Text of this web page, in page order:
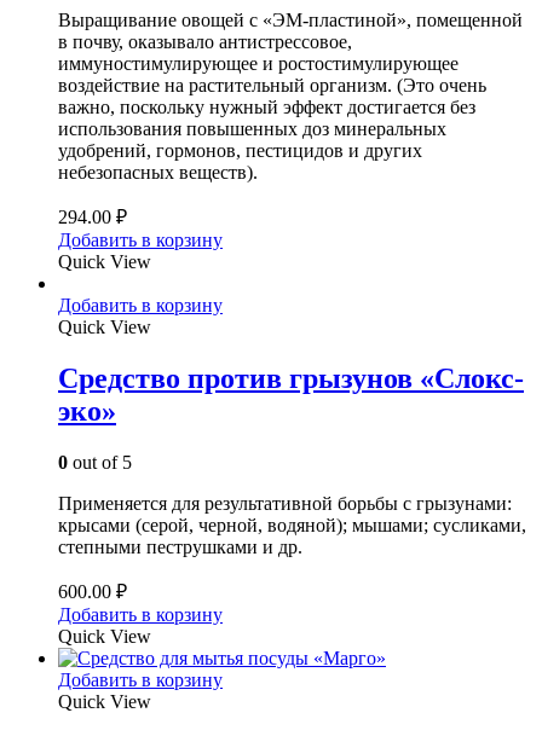
Выращивание овощей с «ЭМ-пластиной», помещенной
в почву, оказывало антистрессовое,
иммуностимулирующее и ростостимулирующее
воздействие на растительный организм. (Это очень
важно, поскольку нужный эффект достигается без
использования повышенных доз минеральных
удобрений, гормонов, пестицидов и других
небезопасных веществ).
294.00 ₽
Добавить в корзину
Quick View
Добавить в корзину
Quick View
Средство против грызунов «Слокс-
эко»
0 out of 5
Применяется для результативной борьбы с грызунами:
крысами (серой, черной, водяной); мышами; сусликами,
степными пеструшками и др.
600.00 ₽
Добавить в корзину
Quick View
Добавить в корзину
Quick View